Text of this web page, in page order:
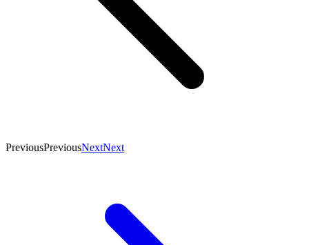
PreviousPreviousNextNext